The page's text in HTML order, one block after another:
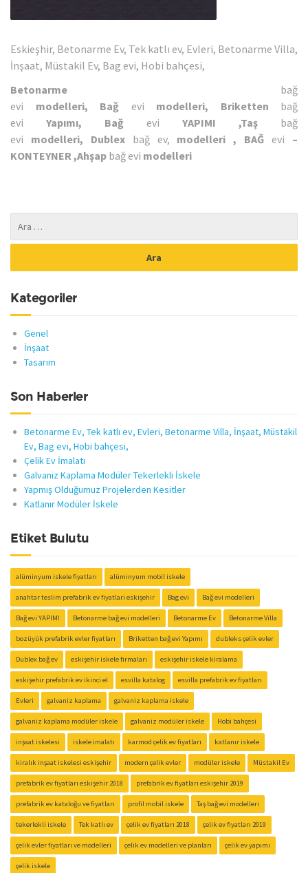
Eskieşhir, Betonarme Ev, Tek katlı ev, Evleri, Betonarme Villa,
İnşaat, Müstakil Ev, Bag evi, Hobi bahçesi,
Betonarme bağ
evi modelleri, Bağ evi modelleri, Briketten bağ
evi Yapımı, Bağ evi YAPIMI ,Taş bağ
evi modelleri, Dublexbağ ev, modelleri , BAĞ evi –
KONTEYNER ,Ahşap bağ evi modelleri
Kategoriler
Genel
İnşaat
Tasarım
Son Haberler
Betonarme Ev, Tek katlı ev, Evleri, Betonarme Villa, İnşaat, Müstakil
Ev, Bag evi, Hobi bahçesi,
Çelik Ev İmalatı
Galvaniz Kaplama Modüler Tekerlekli İskele
Yapmış Olduğumuz Projelerden Kesitler
Katlanır Modüler İskele
Etiket Bulutu
alüminyum iskele fiyatları alüminyum mobil iskele
anahtar teslim prefabrik ev fiyatlari eskişehir Bag evi Bağ evi modelleri
Bağ evi YAPIMI Betonarme bağ evi modelleri Betonarme Ev Betonarme Villa
bozüyük prefabrik evler fiyatları Briketten bağ evi Yapımı dubleks çelik evler
Dublex bağ ev eskişehir iskele firmaları eskişehir iskele kiralama
eskişehir prefabrik ev ikinci el esvilla katalog esvilla prefabrik ev fiyatları
Evleri galvaniz kaplama galvaniz kaplama iskele
galvaniz kaplama modüler iskele galvaniz modüler iskele Hobi bahçesi
inşaat iskelesi iskele imalatı karmod çelik ev fiyatları katlanır iskele
kiralık inşaat iskelesi eskişehir modern çelik evler modüler iskele Müstakil Ev
prefabrik ev fiyatları eskişehir 2018 prefabrik ev fiyatları eskişehir 2019
prefabrik ev kataloğu ve fiyatları profil mobil iskele Taş bağ evi modelleri
tekerlekli iskele Tek katlı ev çelik ev fiyatları 2018 çelik ev fiyatları 2019
çelik evler fiyatları ve modelleri çelik ev modelleri ve planları çelik ev yapımı
çelik iskele